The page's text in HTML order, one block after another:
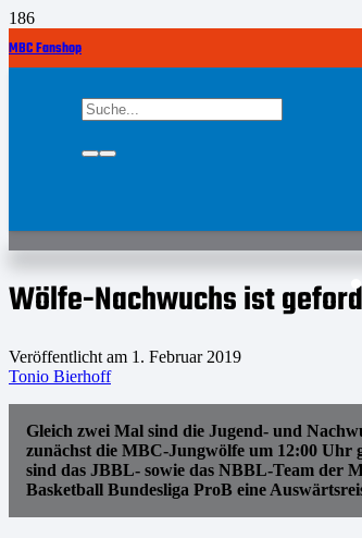
MBC Fanshop
Wölfe-Nachwuchs ist
Veröffentlicht am 1. Februar 2019
Tonio Bierhoff
Gleich zwei Mal sind die Jugend- und
zunächst die MBC-Jungwölfe um 12:00
sind das JBBL- sowie das NBBL-Team der
Basketball Bundesliga ProB eine